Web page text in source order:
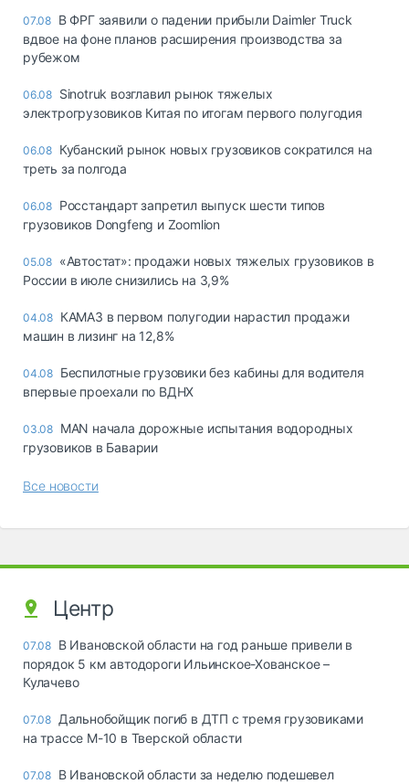
07.08 В ФРГ заявили о падении прибыли Daimler Truck
вдвое на фоне планов расширения производства за
рубежом
06.08 Sinotruk возглавил рынок тяжелых
электрогрузовиков Китая по итогам первого полугодия
06.08 Кубанский рынок новых грузовиков сократился на
треть за полгода
06.08 Росстандарт запретил выпуск шести типов
грузовиков Dongfeng и Zoomlion
05.08 «Автостат»: продажи новых тяжелых грузовиков в
России в июле снизились на 3,9%
04.08 КАМАЗ в первом полугодии нарастил продажи
машин в лизинг на 12,8%
04.08 Беспилотные грузовики без кабины для водителя
впервые проехали по ВДНХ
03.08 MAN начала дорожные испытания водородных
грузовиков в Баварии
Все новости
Центр
07.08 В Ивановской области на год раньше привели в
порядок 5 км автодороги Ильинское-Хованское –
Кулачево
07.08 Дальнобойщик погиб в ДТП с тремя грузовиками
на трассе М-10 в Тверской области
07.08 В Ивановской области за неделю подешевел